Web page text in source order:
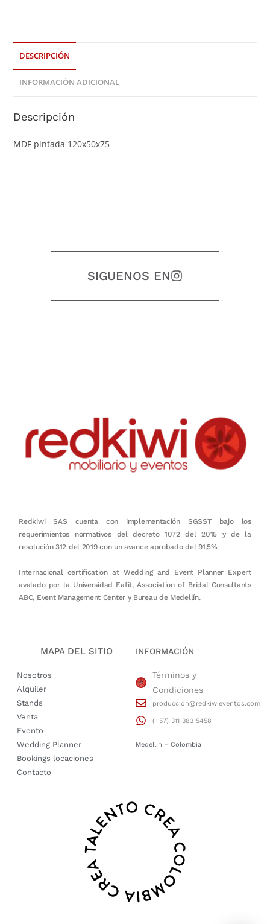
DESCRIPCIÓN
INFORMACIÓN ADICIONAL
Descripción
MDF pintada 120x50x75
SIGUENOS EN
Redkiwi SAS cuenta con implementación SGSST bajo los
requerimientos normativos del decreto 1072 del 2015 y de la
resolución 312 del 2019 con un avance aprobado del 91,5%
Internacional certification at Wedding and Event Planner Expert
avalado por la Universidad Eafit, Association of Bridal Consultants
ABC, Event Management Center y Bureau de Medellín.
MAPA DEL SITIO
Nosotros
Alquiler
Stands
Venta
Evento
Wedding Planner
Bookings locaciones
Contacto
INFORMACIÓN
Términos y
Condiciones
producción@redkiwieventos.com
(+57) 311 383 5458
Medellin - Colombia